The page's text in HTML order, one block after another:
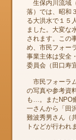
生保内川流域
落）では、昭和
る大洪水で１５
ました。大変な
されます。この
め、市民フォー
事業主体は安全
委員会（田口寿
市民フォーラ
の写真や参考資
も…。またNPO
一さんから「田
難波秀男さん（
トなどが行われ